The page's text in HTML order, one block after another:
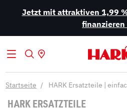
Jetzt mit attraktiven 1,99
finanzieren
Startseite HARK Ersatzteile |
HARK ERSATZTEILE